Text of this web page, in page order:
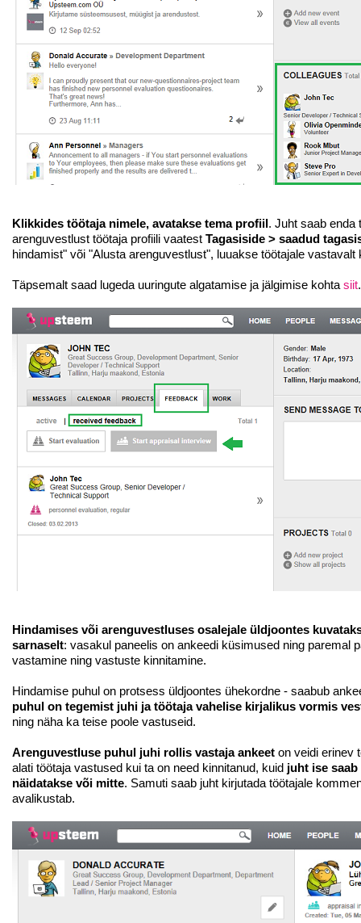
Klikkides töötaja nimele, avatakse tema profiil. Juht saab enda
arenguvestlust töötaja profiili vaatest Tagasiside > saadud
hindamist" või "Alusta arenguvestlust", luuakse töötajale
Täpsemalt saad lugeda uuringute algatamise ja jälgimise kohta siit.
Hindamises või arenguvestluses osalejale üldjoontes
sarnaselt: vasakul paneelis on ankeedi küsimused ning paremal
vastamine ning vastuste kinnitamine.
Hindamise puhul on protsess üldjoontes ühekordne - saabub
puhul on tegemist juhi ja töötaja vahelise kirjalikus vormis
ning näha ka teise poole vastuseid.
Arenguvestluse puhul juhi rollis vastaja ankeet on veidi erinev
alati töötaja vastused kui ta on need kinnitanud, kuid juht ise
näidatakse või mitte. Samuti saab juht kirjutada töötajale
avalikustab.